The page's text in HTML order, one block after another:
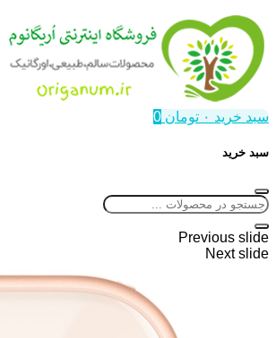
سبد خرید ۰ تومان 0
سبد خرید
Previous slide
Next slide